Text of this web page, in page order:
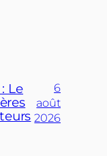
Le
6
août
2026